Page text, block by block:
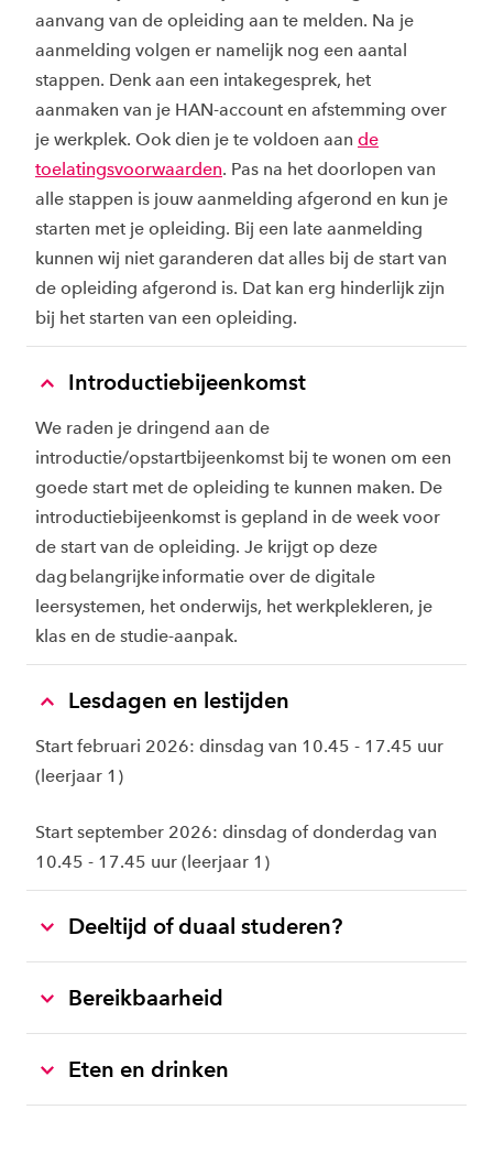
aanvang van de opleiding aan te melden. Na je
aanmelding volgen er namelijk nog een aantal
stappen. Denk aan een intakegesprek, het
aanmaken van je HAN-account en afstemming over
je werkplek. Ook dien je te voldoen aan de
toelatingsvoorwaarden. Pas na het doorlopen van
alle stappen is jouw aanmelding afgerond en kun je
starten met je opleiding. Bij een late aanmelding
kunnen wij niet garanderen dat alles bij de start van
de opleiding afgerond is. Dat kan erg hinderlijk zijn
bij het starten van een opleiding.
Introductiebijeenkomst
We raden je dringend aan de
introductie/opstartbijeenkomst bij te wonen om een
goede start met de opleiding te kunnen maken. De
introductiebijeenkomst is gepland in de week voor
de start van de opleiding. Je krijgt op deze
dag belangrijke informatie over de digitale
leersystemen, het onderwijs, het werkplekleren, je
klas en de studie-aanpak.
Lesdagen en lestijden
Start februari 2026: dinsdag van 10.45 - 17.45 uur
(leerjaar 1)
Start september 2026: dinsdag of donderdag van
10.45 - 17.45 uur (leerjaar 1)
Deeltijd of duaal studeren?
Bereikbaarheid
Eten en drinken